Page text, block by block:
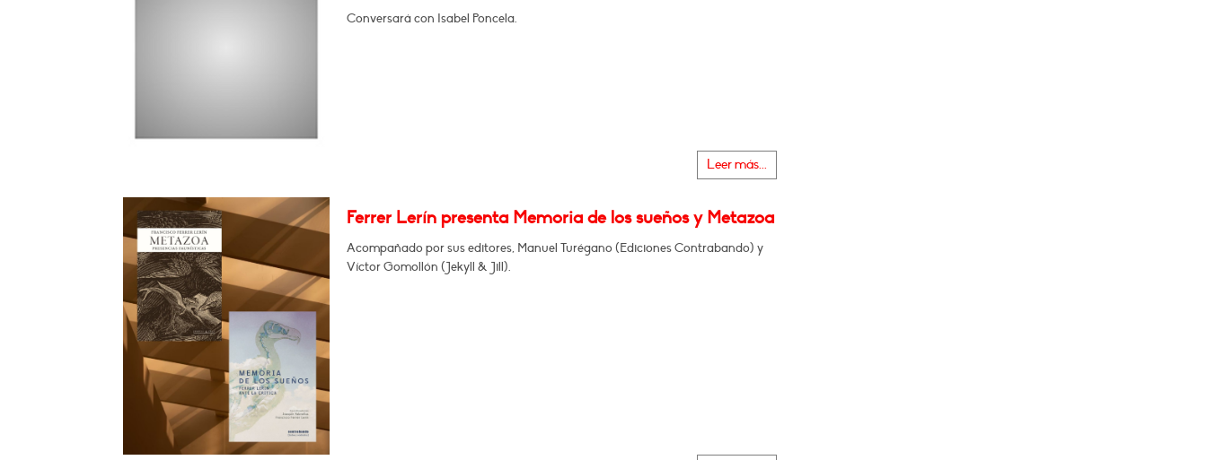
Conversará con Isabel Poncela.
Leer más...
Ferrer Lerín presenta Memoria de los sueños y Metazoa
Acompañado por sus editores, Manuel Turégano (Ediciones Contrabando) y
Víctor Gomollón (Jekyll & Jill).